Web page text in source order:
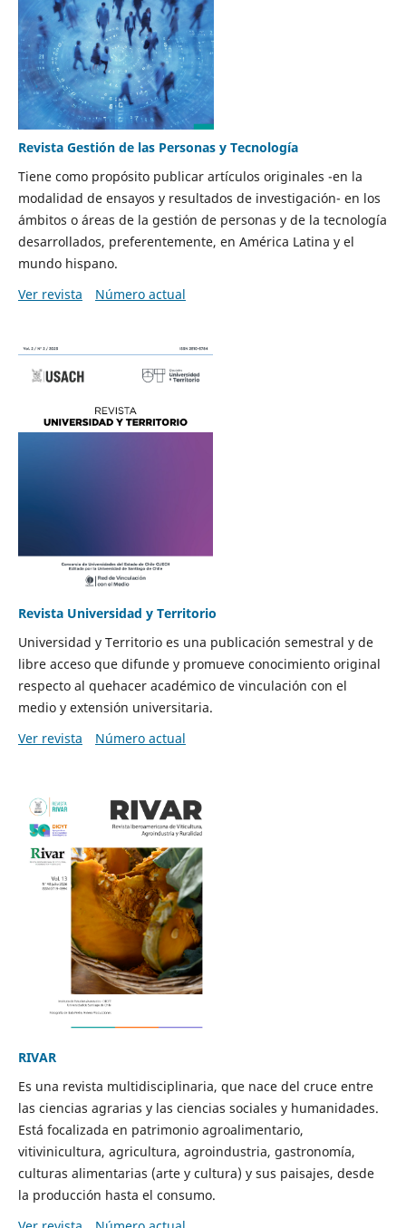
Revista Gestión de las Personas y Tecnología
Tiene como propósito publicar artículos originales -en la
modalidad de ensayos y resultados de investigación- en los
ámbitos o áreas de la gestión de personas y de la tecnología
desarrollados, preferentemente, en América Latina y el
mundo hispano.
Ver revista
Número actual
Revista Universidad y Territorio
Universidad y Territorio es una publicación semestral y de
libre acceso que difunde y promueve conocimiento original
respecto al quehacer académico de vinculación con el
medio y extensión universitaria.
Ver revista
Número actual
RIVAR
Es una revista multidisciplinaria, que nace del cruce entre
las ciencias agrarias y las ciencias sociales y humanidades.
Está focalizada en patrimonio agroalimentario,
vitivinicultura, agricultura, agroindustria, gastronomía,
culturas alimentarias (arte y cultura) y sus paisajes, desde
la producción hasta el consumo.